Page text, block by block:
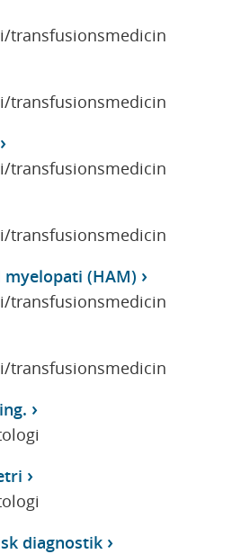
transfusionsmedicin
transfusionsmedicin
transfusionsmedicin
transfusionsmedicin
myelopati (HAM)
transfusionsmedicin
transfusionsmedicin
diagnostik